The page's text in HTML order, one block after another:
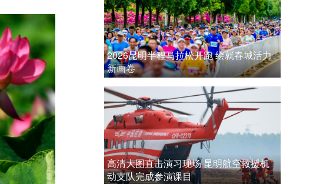
2026昆明半程马拉松开跑 绘就春城活力
新画卷
高清大图直击演习现场 昆明航空救援机
动支队完成参演课目